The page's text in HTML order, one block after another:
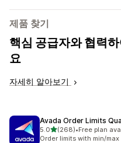
제품 찾기
핵심 공급자와 협력
요
자세히 알아보기
Avada Order Limits
5.0별 5개 중
(268)
총 리뷰 268개
•Free plan
Order limits with min/